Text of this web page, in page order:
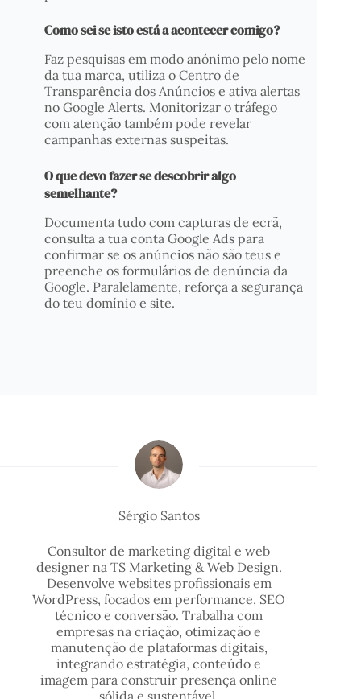
Como sei se isto está a acontecer comigo?
Faz pesquisas em modo anónimo pelo nome
da tua marca, utiliza o Centro de
Transparência dos Anúncios e ativa alertas
no Google Alerts. Monitorizar o tráfego
com atenção também pode revelar
campanhas externas suspeitas.
O que devo fazer se descobrir algo
semelhante?
Documenta tudo com capturas de ecrã,
consulta a tua conta Google Ads para
confirmar se os anúncios não são teus e
preenche os formulários de denúncia da
Google. Paralelamente, reforça a segurança
do teu domínio e site.
Sérgio Santos
Consultor de marketing digital e web
designer na TS Marketing & Web Design.
Desenvolve websites profissionais em
WordPress, focados em performance, SEO
técnico e conversão. Trabalha com
empresas na criação, otimização e
manutenção de plataformas digitais,
integrando estratégia, conteúdo e
imagem para construir presença online
sólida e sustentável.